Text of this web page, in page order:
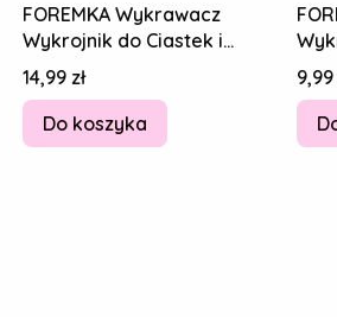
FOREMKA Wykrawacz
Wykrojnik do Ciastek i
Pierników - Safari Afryka
Krokodyl
Cena
14,99 zł
Do koszyka
8cm
9,99